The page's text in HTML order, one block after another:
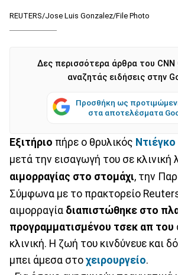
REUTERS/Jose Luis Gonzalez/File Photo
Δες περισσότερα άρθρα του CNN
αναζητάς ειδήσεις στην
Προσθήκη ως
στα αποτελέσματα
Εξιτήριο πήρε ο θρυλικός
μετά την εισαγωγή του σε κλινική
αιμορραγίας στο στομάχι, την
Σύμφωνα με το πρακτορείο
αιμορραγία διαπιστώθηκε στο
προγραμματισμένου τσεκ απ του
κλινική. Η ζωή του κινδύνευε και
μπει άμεσα στο χειρουργείο.